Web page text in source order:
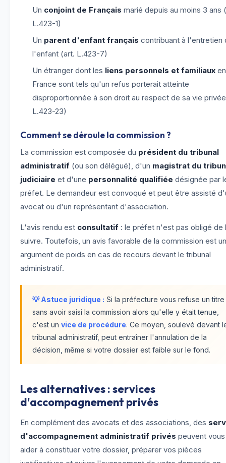
Un conjoint de Français marié depuis au moins 3 ans
L.423-1)
Un parent d'enfant français contribuant à l'entretien
l'enfant (art. L.423-7)
Un étranger dont les liens personnels et familiaux en
France sont tels qu'un refus porterait atteinte
disproportionnée à son droit au respect de sa vie
L.423-23)
Comment se déroule la commission ?
La commission est composée du président du tribunal
administratif (ou son délégué), d'un magistrat du
judiciaire et d'une personnalité qualifiée désignée par
préfet. Le demandeur est convoqué et peut être assisté
avocat ou d'un représentant d'association.
L'avis rendu est consultatif : le préfet n'est pas obligé de
suivre. Toutefois, un avis favorable de la commission est un
argument de poids en cas de recours devant le tribunal
administratif.
💡 Astuce juridique : Si la préfecture vous refuse un titre
sans avoir saisi la commission alors qu'elle y était tenue,
c'est un vice de procédure. Ce moyen, soulevé devant
tribunal administratif, peut entraîner l'annulation de la
décision, même si votre dossier est faible sur le fond.
Les alternatives : services
d'accompagnement privés
En complément des avocats et des associations, des
d'accompagnement administratif privés peuvent vous
aider à constituer votre dossier, préparer vos pièces